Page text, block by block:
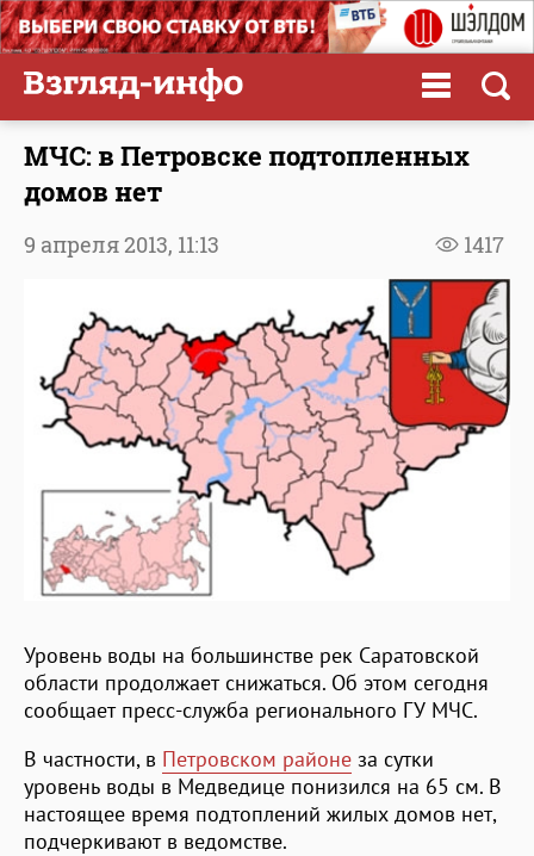
МЧС: в Петровске подтопленных
домов нет
1417
9 апреля 2013, 11:13
Уровень воды на большинстве рек Саратовской
области продолжает снижаться. Об этом сегодня
сообщает пресс-служба регионального ГУ МЧС.
В частности, в Петровском районе за сутки
уровень воды в Медведице понизился на 65 см. В
настоящее время подтоплений жилых домов нет,
подчеркивают в ведомстве.